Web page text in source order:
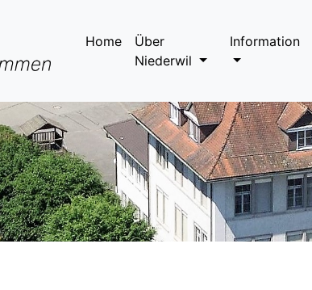
Home
Über
Niederwil
Information